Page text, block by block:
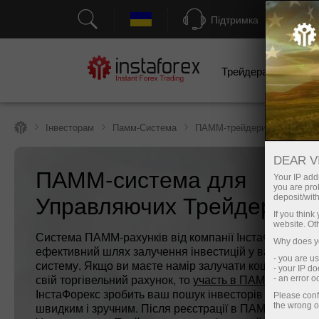
Підтримка
Трейдерам
Інвесторам Памм-Система ПАММ-трейдери
ПАММ-система для
Управляючих Трейдерів
Система ПАММ-рахунків від компанії ІнстаФорекс -
ефективний шлях залучення інвестицій у вашу
систему. Якщо ви маєте намір залучати кошти
свій торгівельний рахунок, то участь в ПАММ-системі
ІнстаФорекс зробить ваш пошук інвесторів
швидким і зручним. Після реєстрації в ПАММ-
DEAR
Your IP
you are
deposit/
If you
website.
Why does
- you are
- your IP
- an error
Please
the wrong